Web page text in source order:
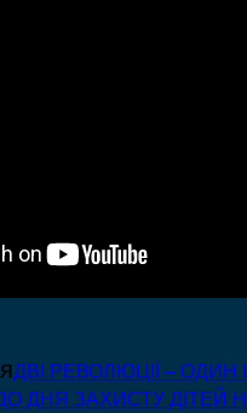
ДВІ РЕВОЛЮЦІЇ –
ДНЯ ЗАХИСТУ ДІТЕЙ